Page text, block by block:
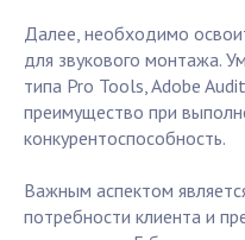
Далее, необходимо
для звукового монтажа.
типа Pro Tools, Adobe
преимущество при
конкурентоспособность.
Важным аспектом
потребности клиента и